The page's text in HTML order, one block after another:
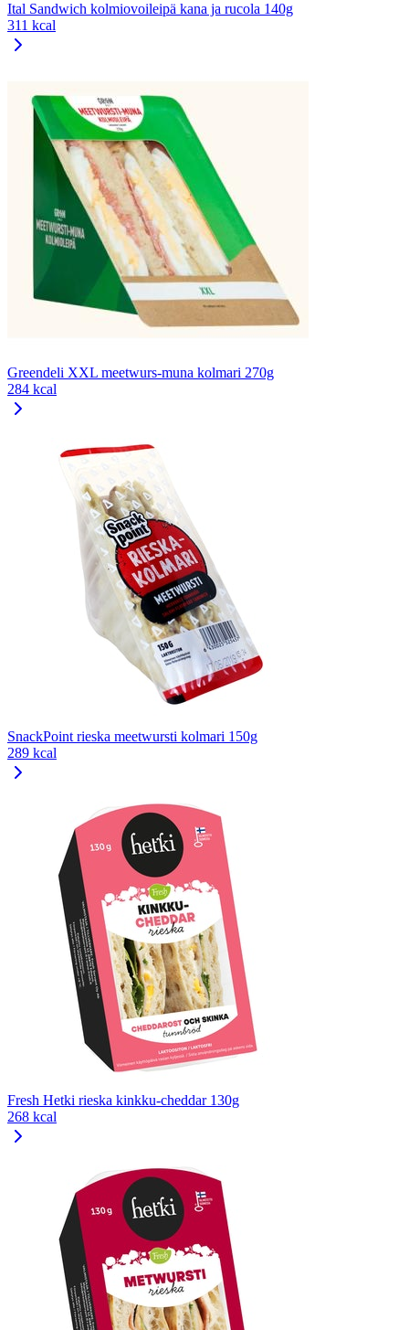
Ital Sandwich kolmiovoileipä kana ja rucola 140g
311 kcal
Greendeli XXL meetwurs-muna kolmari 270g
284 kcal
SnackPoint rieska meetwursti kolmari 150g
289 kcal
Fresh Hetki rieska kinkku-cheddar 130g
268 kcal